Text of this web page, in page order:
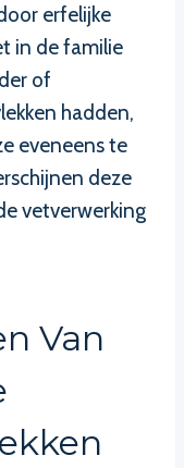
erfelijke
in de familie
of
hadden,
eveneens te
deze
vetverwerking
Van